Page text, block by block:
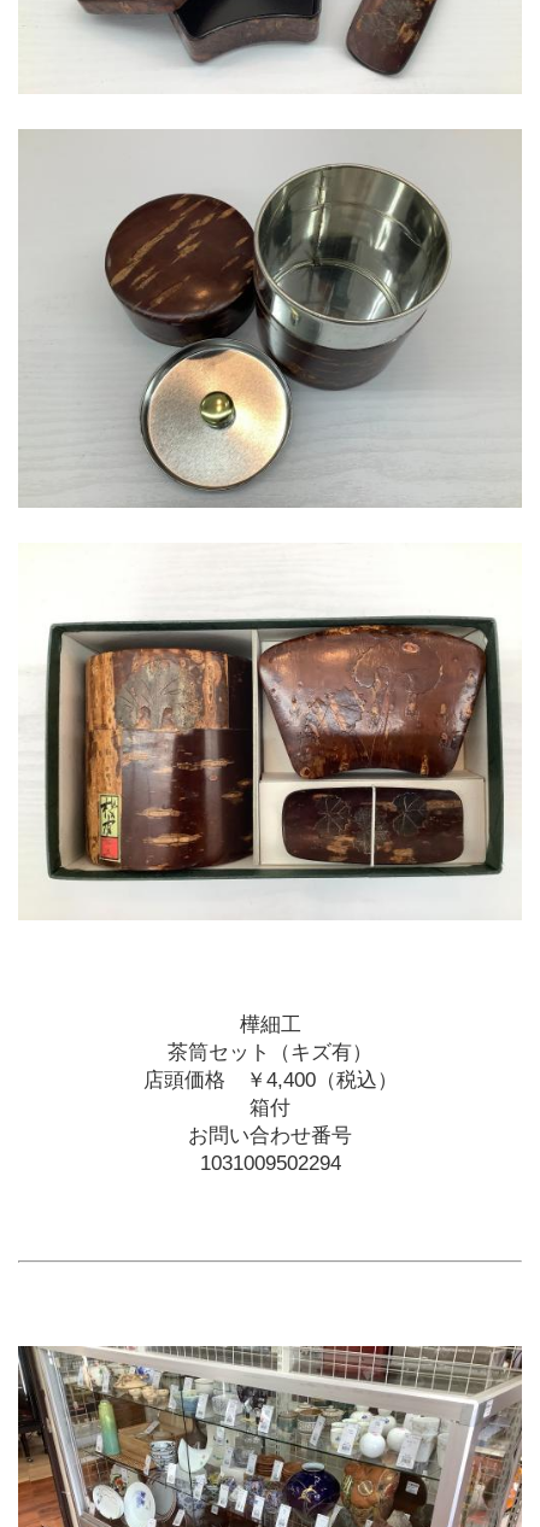
樺細工
茶筒セット（キズ有）
店頭価格　￥4,400（税込）
箱付
お問い合わせ番号
1031009502294